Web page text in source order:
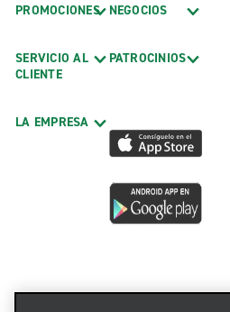
PROMOCIONES
SERVICIO AL
CLIENTE
LA EMPRESA
NEGOCIOS
PATROCINIOS